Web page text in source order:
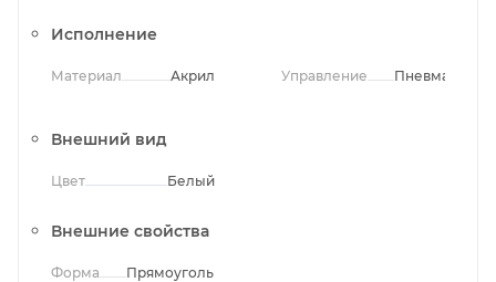
Исполнение
Материал Акрил Управление
Внешний вид
Цвет Белый
Внешние свойства
Форма Прямоугольная